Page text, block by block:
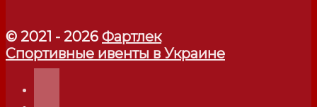
© 2021 - 2026 Фартлек
Спортивные ивенты в Украине